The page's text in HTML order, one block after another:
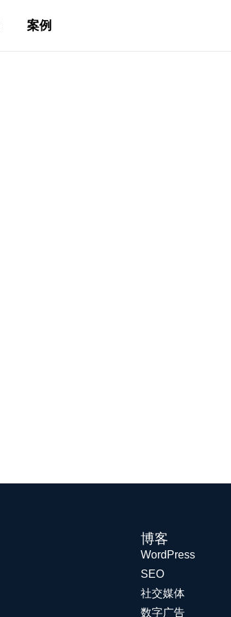
案例
博客
WordPress
SEO
社交媒体
数字广告